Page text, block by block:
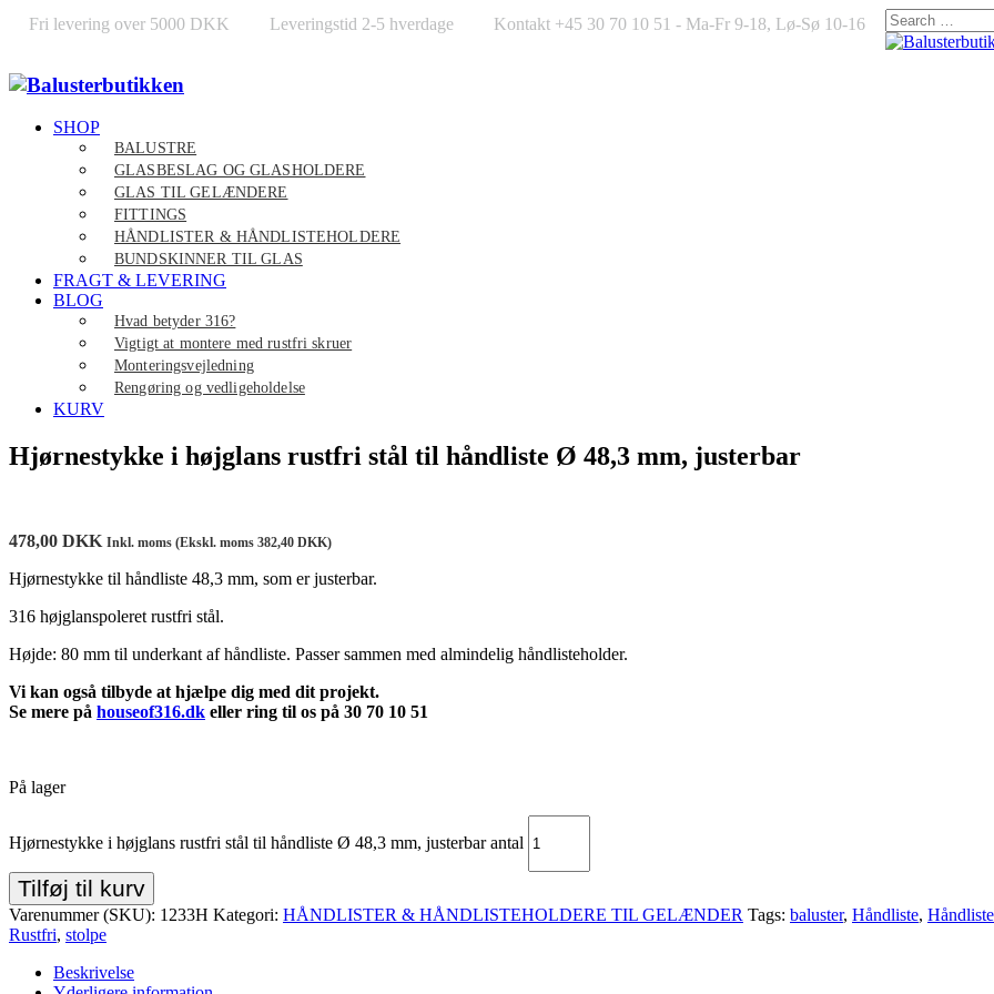
Fri levering over 5000 DKK Leveringstid 2-5 hverdage Kontakt +45 30 70 10 51 - Ma-Fr 9-18, Lø-Sø 10-16
SHOP
BALUSTRE
GLASBESLAG OG GLASHOLDERE
GLAS TIL GELÆNDERE
FITTINGS
HÅNDLISTER & HÅNDLISTEHOLDERE
BUNDSKINNER TIL GLAS
FRAGT & LEVERING
BLOG
Hvad betyder 316?
Vigtigt at montere med rustfri skruer
Monteringsvejledning
Rengøring og vedligeholdelse
KURV
Hjørnestykke i højglans rustfri stål til håndliste Ø 48,3 mm, justerbar
478,00 DKK Inkl. moms (Ekskl. moms 382,40 DKK)
Hjørnestykke til håndliste 48,3 mm, som er justerbar.
316 højglanspoleret rustfri stål.
Højde: 80 mm til underkant af håndliste. Passer sammen med almindelig håndlisteholder.
Vi kan også tilbyde at hjælpe dig med dit projekt.
Se mere på houseof316.dk eller ring til os på 30 70 10 51
På lager
Hjørnestykke i højglans rustfri stål til håndliste Ø 48,3 mm, justerbar antal
Tilføj til kurv
Varenummer (SKU): 1233H Kategori: HÅNDLISTER & HÅNDLISTEHOLDERE TIL GELÆNDER Tags: baluster, Håndliste,
Rustfri, stolpe
Beskrivelse